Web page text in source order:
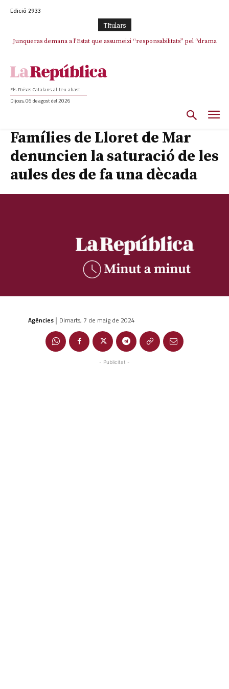
Edició 2933
TItulars
Junqueras demana a l’Estat que assumeixi “responsabilitats” pel “drama
Els Països Catalans al teu abast
Dijous, 06 de agost del 2026
Famílies de Lloret de Mar
denuncien la saturació de les
aules des de fa una dècada
Agències | Dimarts, 7 de maig de 2024
- Publicitat -